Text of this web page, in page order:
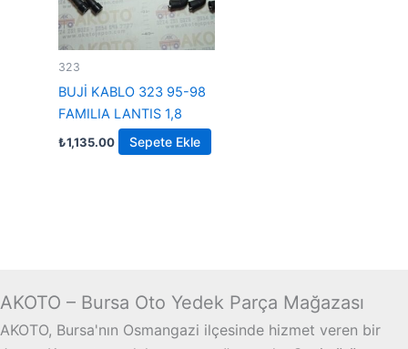
323
BUJİ KABLO 323 95-98
FAMILIA LANTIS 1,8
₺1,135.00 Sepete Ekle
AKOTO – Bursa Oto Yedek Parça Mağazası
AKOTO, Bursa'nın Osmangazi ilçesinde hizmet veren bir